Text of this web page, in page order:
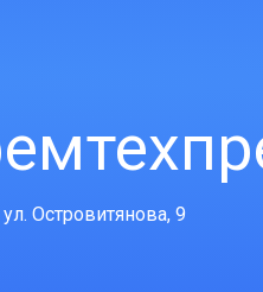
Островитянова, 9